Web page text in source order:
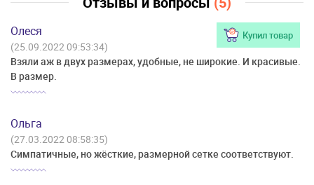
Олеся Купил товар
(25.09.2022 09:53:34)
Взяли аж в двух размерах, удобные, не широкие. И красивые.
В размер.
Ольга
(27.03.2022 08:58:35)
Симпатичные, но жёсткие, размерной сетке соответствуют.